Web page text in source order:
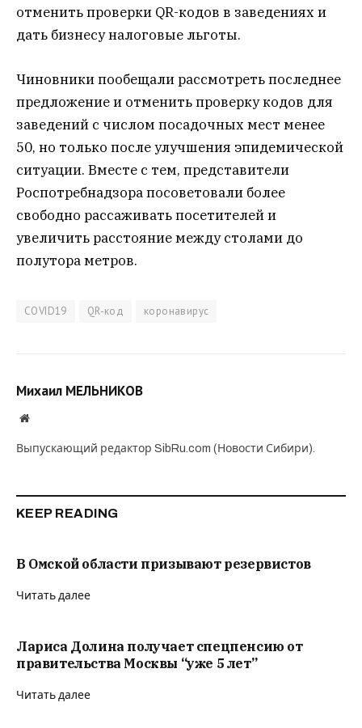
отменить проверки QR-кодов в заведениях и
дать бизнесу налоговые льготы.
Чиновники пообещали рассмотреть последнее
предложение и отменить проверку кодов для
заведений с числом посадочных мест менее
50, но только после улучшения эпидемической
ситуации. Вместе с тем, представители
Роспотребнадзора посоветовали более
свободно рассаживать посетителей и
увеличить расстояние между столами до
полутора метров.
COVID19 QR-код коронавирус
Михаил МЕЛЬНИКОВ
Website
Выпускающий редактор SibRu.com (Новости Сибири).
KEEP READING
В Омской области призывают резервистов
Читать далее
Лариса Долина получает спецпенсию от
правительства Москвы “уже 5 лет”
Читать далее